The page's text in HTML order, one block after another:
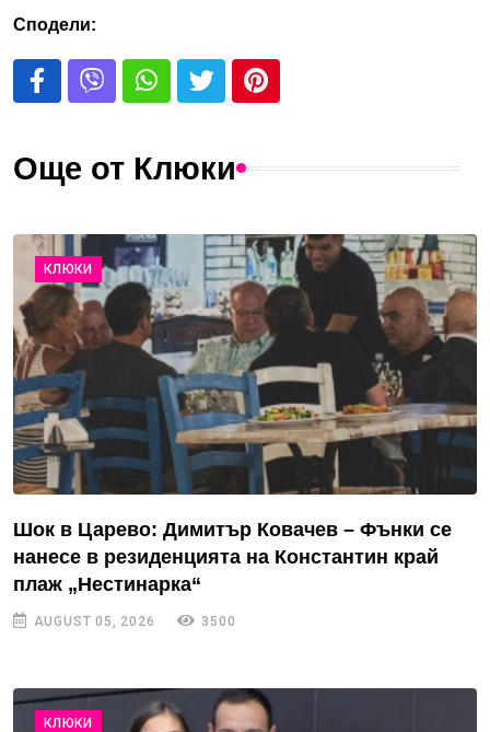
Сподели:
Още от Клюки
КЛЮКИ
Шок в Царево: Димитър Ковачев – Фънки се
нанесе в резиденцията на Константин край
плаж „Нестинарка“
AUGUST 05, 2026 3500
КЛЮКИ